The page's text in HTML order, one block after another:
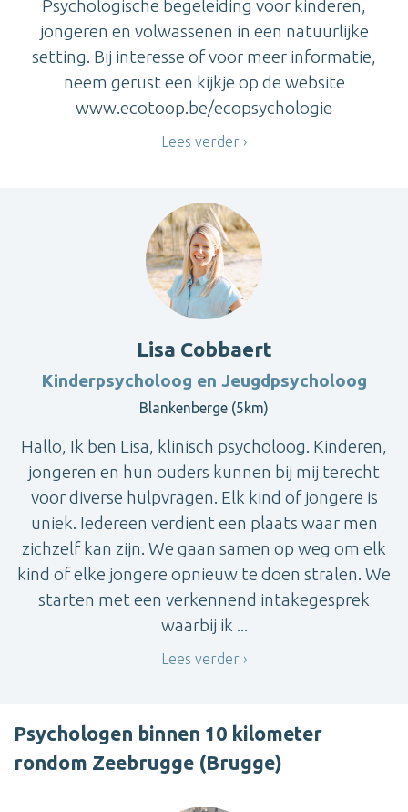
Psychologische begeleiding voor kinderen,
jongeren en volwassenen in een natuurlijke
setting. Bij interesse of voor meer informatie,
neem gerust een kijkje op de website
www.ecotoop.be/ecopsychologie
Lees verder
Lisa Cobbaert
Kinderpsycholoog en Jeugdpsycholoog
Blankenberge (5km)
Hallo, Ik ben Lisa, klinisch psycholoog. Kinderen,
jongeren en hun ouders kunnen bij mij terecht
voor diverse hulpvragen. Elk kind of jongere is
uniek. Iedereen verdient een plaats waar men
zichzelf kan zijn. We gaan samen op weg om elk
kind of elke jongere opnieuw te doen stralen. We
starten met een verkennend intakegesprek
waarbij ik ...
Lees verder
Psychologen binnen 10 kilometer
rondom Zeebrugge (Brugge)